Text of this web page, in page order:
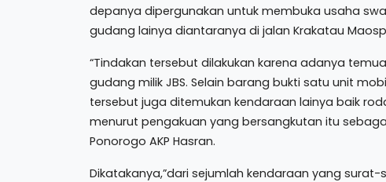
depanya dipergunakan untuk membuka usaha
gudang lainya diantaranya di jalan Krakatau
“Tindakan tersebut dilakukan karena adanya
gudang milik JBS. Selain barang bukti satu unit
tersebut juga ditemukan kendaraan lainya baik
menurut pengakuan yang bersangkutan itu
Ponorogo AKP Hasran.
Dikatakanya,”dari sejumlah kendaraan yang